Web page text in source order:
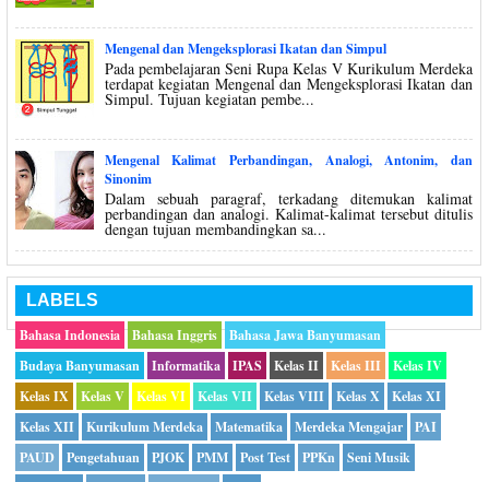
Mengenal dan Mengeksplorasi Ikatan dan Simpul
Pada pembelajaran Seni Rupa Kelas V Kurikulum Merdeka
terdapat kegiatan Mengenal dan Mengeksplorasi Ikatan dan
Simpul. Tujuan kegiatan pembe...
Mengenal Kalimat Perbandingan, Analogi, Antonim, dan
Sinonim
Dalam sebuah paragraf, terkadang ditemukan kalimat
perbandingan dan analogi. Kalimat-kalimat tersebut ditulis
dengan tujuan membandingkan sa...
LABELS
Bahasa Indonesia
Bahasa Inggris
Bahasa Jawa Banyumasan
Budaya Banyumasan
Informatika IPAS Kelas II Kelas III
Kelas IV
Kelas IX
Kelas V Kelas VI Kelas VII Kelas VIII Kelas X
Kelas XI
Kelas XII
Kurikulum Merdeka Matematika Merdeka Mengajar
PAI
PAUD
Pengetahuan PJOK PMM Post Test PPKn
Seni Musik